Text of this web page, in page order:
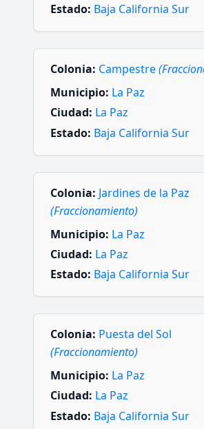
Estado: Baja California Sur
Colonia: Campestre
Municipio: La Paz
Ciudad: La Paz
Estado: Baja California Sur
Colonia: Jardines de la Paz
(Fraccionamiento)
Municipio: La Paz
Ciudad: La Paz
Estado: Baja California Sur
Colonia: Puesta del Sol
(Fraccionamiento)
Municipio: La Paz
Ciudad: La Paz
Estado: Baja California Sur